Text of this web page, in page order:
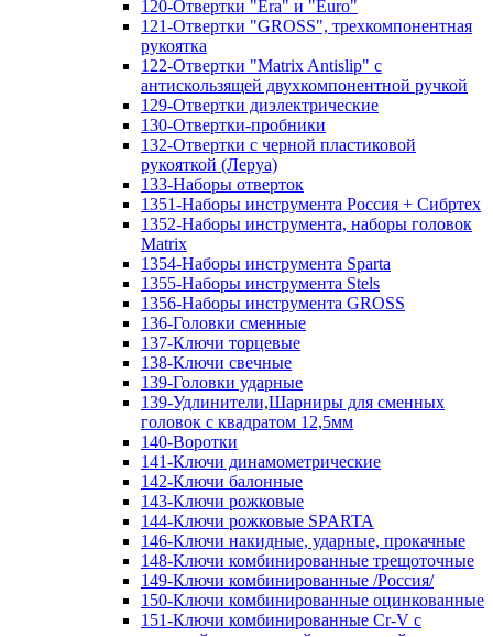
120-Отвертки "Era" и "Euro"
121-Отвертки "GROSS", трехкомпонентная
рукоятка
122-Отвертки "Matrix Antislip" с
антискользящей двухкомпонентной ручкой
129-Отвертки диэлектрические
130-Отвертки-пробники
132-Отвертки с черной пластиковой
рукояткой (Леруа)
133-Наборы отверток
1351-Наборы инструмента Россия + Сибртех
1352-Наборы инструмента, наборы головок
Matrix
1354-Наборы инструмента Sparta
1355-Наборы инструмента Stels
1356-Наборы инструмента GROSS
136-Головки сменные
137-Ключи торцевые
138-Ключи свечные
139-Головки ударные
139-Удлинители,Шарниры для сменных
головок с квадратом 12,5мм
140-Воротки
141-Ключи динамометрические
142-Ключи балонные
143-Ключи рожковые
144-Ключи рожковые SPARTA
146-Ключи накидные, ударные, прокачные
148-Ключи комбинированные трещоточные
149-Ключи комбинированные /Россия/
150-Ключи комбинированные оцинкованные
151-Ключи комбинированные Cr-V с